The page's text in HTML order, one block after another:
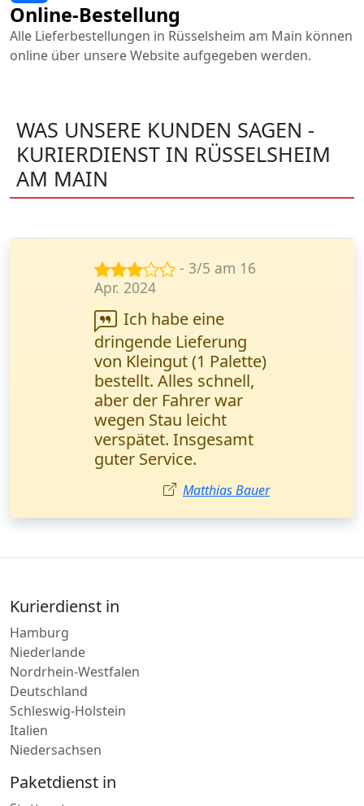
Online-Bestellung
Alle Lieferbestellungen in Rüsselsheim am Main können
online über unsere Website aufgegeben werden.
WAS UNSERE KUNDEN SAGEN -
KURIERDIENST IN RÜSSELSHEIM
AM MAIN
- 5/5 am 15
Nov. 2024
Ihr Service ist eine
echte Rettung in
dringenden
Situationen. Alles läuft
reibungslos, schnell
und bequem. Lisa
Wagner,
Marketingmanagerin
(Düsseldorf).
Kurierdienst in
Hamburg
Niederlande
Nordrhein-Westfalen
Deutschland
Schleswig-Holstein
Italien
Paketdienst in